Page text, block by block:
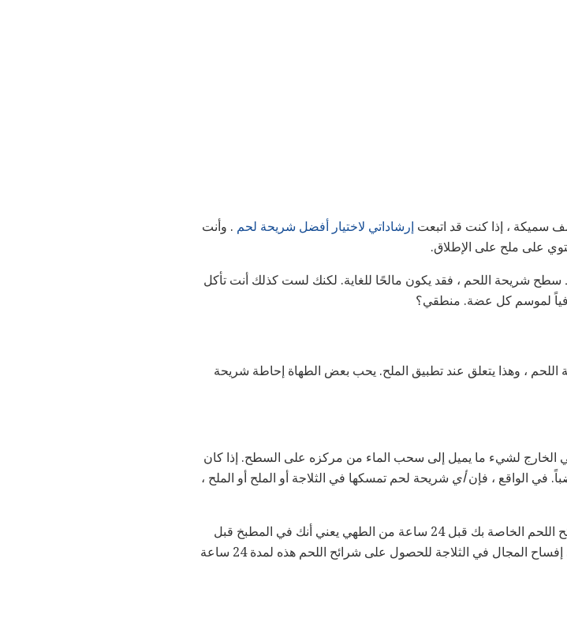
سميكة ، إذا كنت قد اتبعت إرشاداتي لاختيار أفضل شريحة لحم . وأنت
على ملح على الإطلاق.
سطح شريحة اللحم ، فقد يكون مالحًا للغاية. لكنك لست كذلك أنت تأكل
لموسم كل عضة. منطقي؟
، وهذا يتعلق عند تطبيق الملح. يحب بعض الطهاة إحاطة شريحة
في الخارج لشيء ما يميل إلى سحب الماء من مركزه على السطح. إذا كان
في الواقع ، فإنأي شريحة لحم تمسكها في الثلاجة أو الملح أو الملح ،
عيب آخر هو أنه يمتد وقت الإعداد الخاص بك. إن إعداد شرائح اللحم الخاصة بك قبل 24 ساعة من الطهي يعني أنك في المطبخ قبل
24 ساعة من تناول العشاء مع شرائح اللحم. تحتاج أيضًا إلى إفساح المجال في الثلاجة للحصول على شرائح اللحم هذه لمدة 24 ساعة